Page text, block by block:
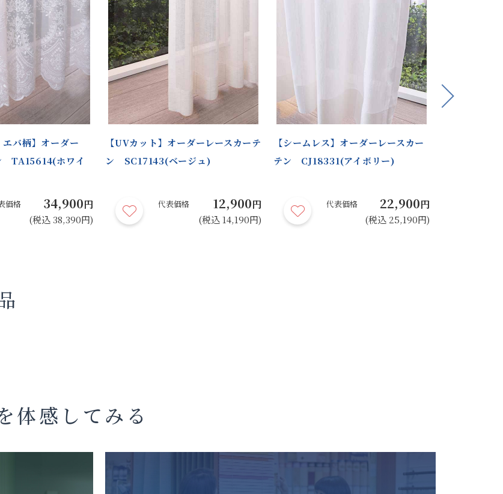
エバ柄】オーダー
TA15614(ホワイ
価格 34,900円
(税込 38,390円)
【UVカット】オーダーレースカーテ
ン SC17143(ベージュ)
代表価格 12,900円
(税込 14,190円)
【シームレス】オーダーレースカー
テン CJ18331(アイボリー)
代表価格 22,900円
(税込 25,190円)
Next
体感してみる